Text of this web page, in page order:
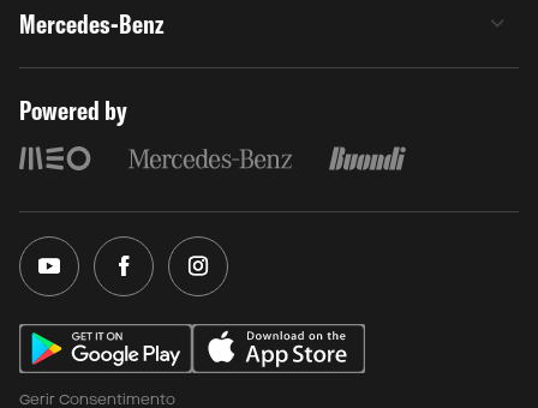
Mercedes-Benz
Powered by
Gerir Consentimento